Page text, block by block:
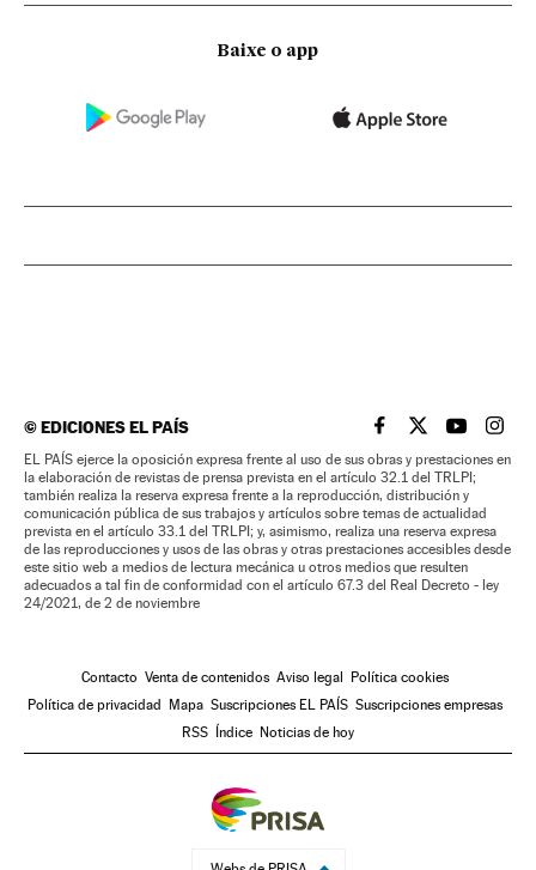
Baixe o app
©EDICIONES EL PAÍS EL PAÍS BRASIL EN
EL PAÍSEL PAÍS
EL
EL PAÍS ejerce la oposición expresa frente al uso de sus obras y prestaciones en
la elaboración de revistas de prensa prevista en el artículo 32.1 del TRLPI;
también realiza la reserva expresa frente a la reproducción, distribución y
comunicación pública de sus trabajos y artículos sobre temas de actualidad
prevista en el artículo 33.1 del TRLPI; y, asimismo, realiza una reserva expresa
de las reproducciones y usos de las obras y otras prestaciones accesibles desde
este sitio web a medios de lectura mecánica u otros medios que resulten
adecuados a tal fin de conformidad con el artículo 67.3 del Real Decreto - ley
24/2021, de 2 de noviembre
Contacto Venta de contenidos Aviso legal Política cookies
Política de privacidad Mapa Suscripciones EL PAÍS Suscripciones empresas
RSS Índice Noticias de hoy